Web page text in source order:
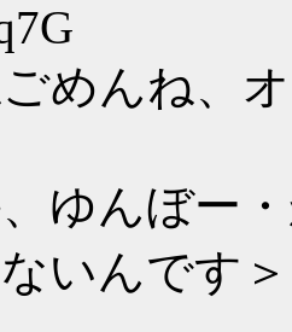
めんね、
ゆんぼー
いんです